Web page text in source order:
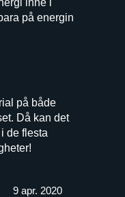
inne i
på energin
på både
Då kan det
de flesta
9 apr. 2020